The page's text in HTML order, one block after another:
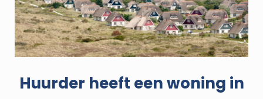
Huurder heeft een woning in